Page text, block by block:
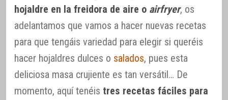
hojaldre en la freidora de aire o airfryer, os
adelantamos que vamos a hacer nuevas recetas
para que tengáis variedad para elegir si queréis
hacer hojaldres dulces o salados, pues esta
deliciosa masa crujiente es tan versátil… De
momento, aquí tenéis tres recetas fáciles para